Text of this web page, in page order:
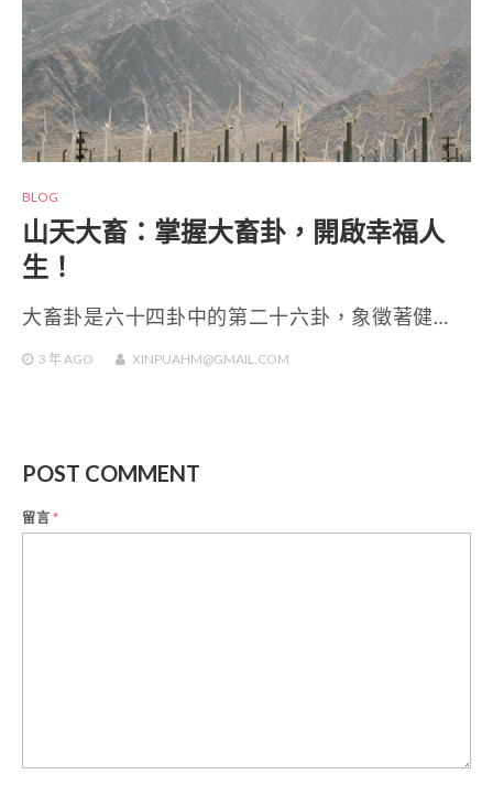
BLOG
山天大畜：掌握大畜卦，開啟幸福人
生！
大畜卦是六十四卦中的第二十六卦，象徵著健…
3 年AGO XINPUAHM@GMAIL.COM
POST COMMENT
留言*